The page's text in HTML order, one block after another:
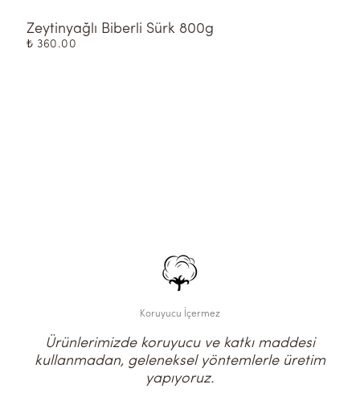
Zeytinyağlı Biberli Sürk 800g
₺ 360.00
Koruyucu İçermez
Ürünlerimizde koruyucu ve katkı maddesi
kullanmadan, geleneksel yöntemlerle üretim
yapıyoruz.